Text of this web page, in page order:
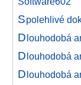
Spolehlivé
Dlouhodobá
Dlouhodobá
Dlouhodobá